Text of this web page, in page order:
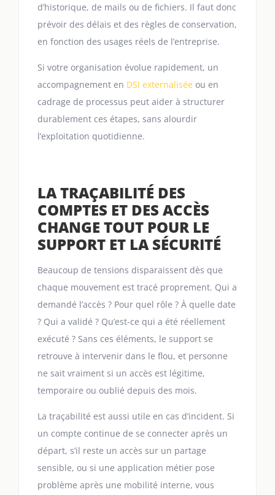
d’historique, de mails ou de fichiers. Il faut donc
prévoir des délais et des règles de conservation,
en fonction des usages réels de l’entreprise.
Si votre organisation évolue rapidement, un
accompagnement en DSI externalisée ou en
cadrage de processus peut aider à structurer
durablement ces étapes, sans alourdir
l’exploitation quotidienne.
LA TRAÇABILITÉ DES
COMPTES ET DES ACCÈS
CHANGE TOUT POUR LE
SUPPORT ET LA SÉCURITÉ
Beaucoup de tensions disparaissent dès que
chaque mouvement est tracé proprement. Qui a
demandé l’accès ? Pour quel rôle ? À quelle date
? Qui a validé ? Qu’est-ce qui a été réellement
exécuté ? Sans ces éléments, le support se
retrouve à intervenir dans le flou, et personne
ne sait vraiment si un accès est légitime,
temporaire ou oublié depuis des mois.
La traçabilité est aussi utile en cas d’incident. Si
un compte continue de se connecter après un
départ, s’il reste un accès sur un partage
sensible, ou si une application métier pose
problème après une mobilité interne, vous